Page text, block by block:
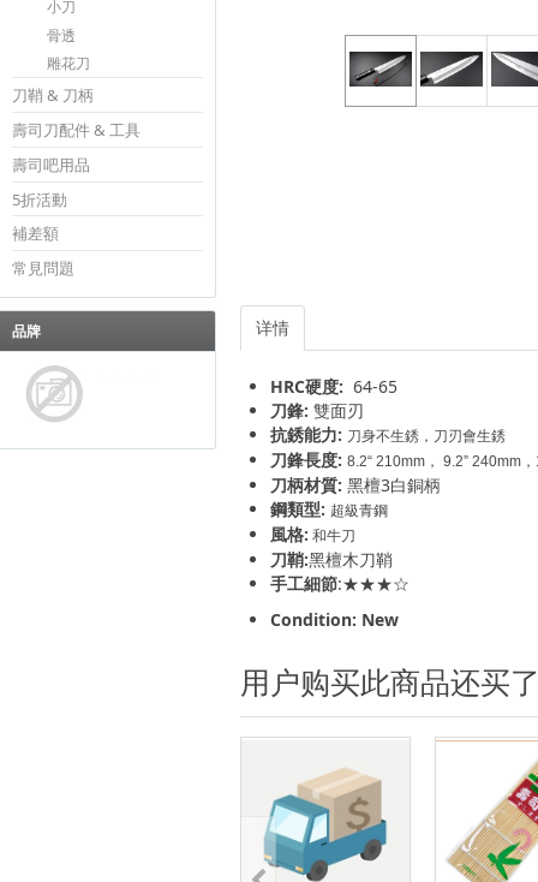
小刀
骨透
雕花刀
刀鞘 & 刀柄
壽司刀配件 & 工具
壽司吧用品
5折活動
補差額
常見問題
品牌 详情
HRC硬度: 64-65
刀鋒: 雙面刃
抗銹能力: 刀身不生銹，刀刃會生銹
刀鋒長度: 8.2“ 210mm， 9.2” 240mm
刀柄材質: 黑檀3白銅柄
鋼類型: 超級青鋼
風格: 和牛刀
刀鞘:黑檀木刀鞘
手工細節:★★★☆
Condition: New
用户购买此商品还买